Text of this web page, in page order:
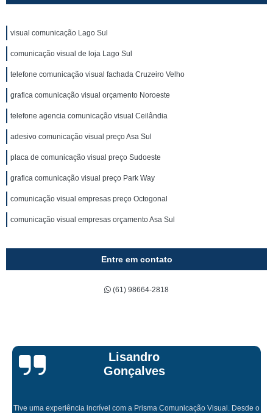
visual comunicação Lago Sul
comunicação visual de loja Lago Sul
telefone comunicação visual fachada Cruzeiro Velho
grafica comunicação visual orçamento Noroeste
telefone agencia comunicação visual Ceilândia
adesivo comunicação visual preço Asa Sul
placa de comunicação visual preço Sudoeste
grafica comunicação visual preço Park Way
comunicação visual empresas preço Octogonal
comunicação visual empresas orçamento Asa Sul
Entre em contato
(61) 98664-2818
Prisma Comunicação Visual. Desde o